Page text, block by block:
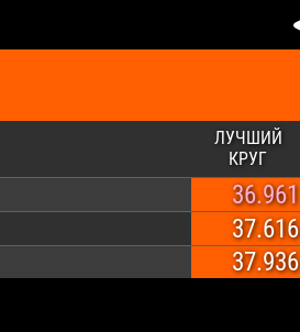
ЛУЧШИЙ
КРУГ
36.961
37.616
37.936